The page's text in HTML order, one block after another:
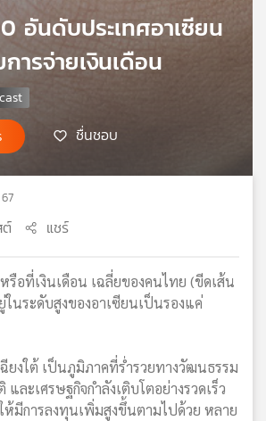
อันดับประเทศอาเซียน
ารจ่ายเงินเดือน
ชื่นชอบ
ต์ แชร์
รือที่เงินเดือน เฉลี่ยของคนไทย (ขีดเส้น
ในระดับสูงของอาเซียนเป็นรองแค่
ยงใต้ เป็นภูมิภาคที่ร่ำรวยทางวัฒนธรรม
ละเศรษฐกิจกำลังเติบโตอย่างรวดเร็ว
ห้มีการลงทุนเพิ่มสูงขึ้นตามไปด้วย หลาย